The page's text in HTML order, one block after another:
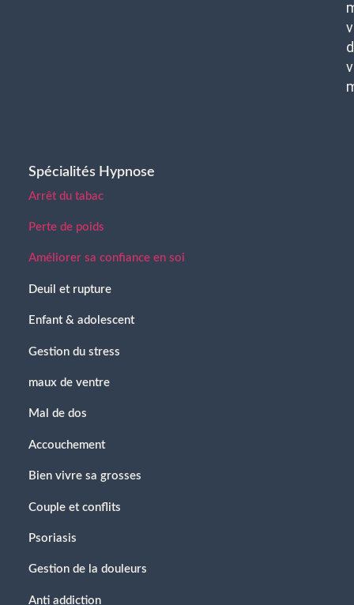
Spécialités Hypnose
Arrêt du tabac
Perte de poids
Améliorer sa confiance en soi
Deuil et rupture
Enfant & adolescent
Gestion du stress
maux de ventre
Mal de dos
Accouchement
Bien vivre sa grosses
Couple et conflits
Psoriasis
Gestion de la douleurs
Anti addiction